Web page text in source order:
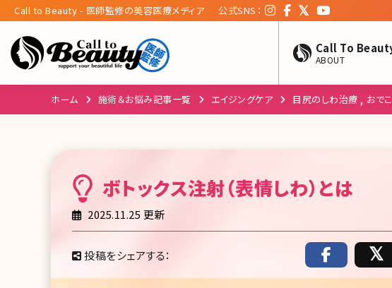
Call to Beauty - 医師監修の美容医療メディア 公式SNS：
Call To
ABOUT
ホーム 施術＆お悩み記事一覧 エイジングケア 目尻のしわ治療 おで
ボトックス注射（表情しわ） とは
2025.11.25 更新
投稿をシェアする：